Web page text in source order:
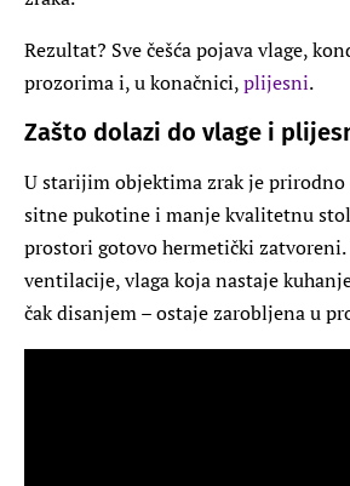
Rezultat? Sve češća pojava vlage,
prozorima i, u konačnici,plijesni.
Zašto dolazi do vlage i
U starijim objektima zrak je
sitne pukotine i manje kvalitetnu
prostori gotovo hermetički
ventilacije, vlaga koja nastaje
čak disanjem – ostaje zarobljena u